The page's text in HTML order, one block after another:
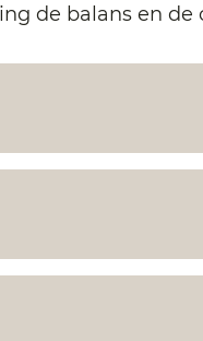
de balans en